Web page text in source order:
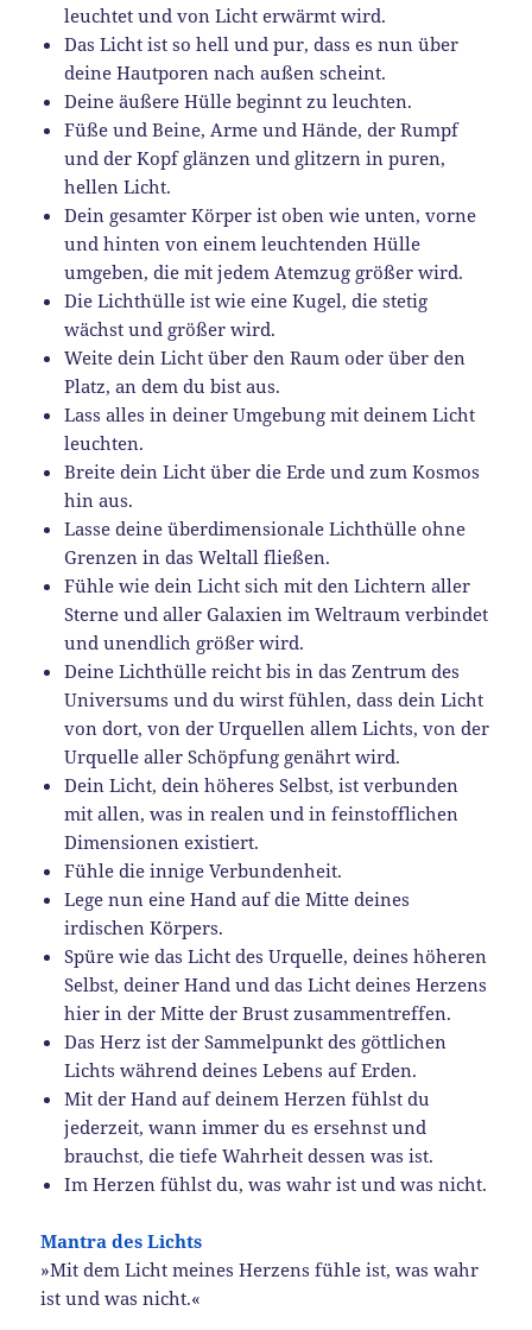
leuchtet und von Licht erwärmt wird.
Das Licht ist so hell und pur, dass es nun über
deine Hautporen nach außen scheint.
Deine äußere Hülle beginnt zu leuchten.
Füße und Beine, Arme und Hände, der Rumpf
und der Kopf glänzen und glitzern in puren,
hellen Licht.
Dein gesamter Körper ist oben wie unten, vorne
und hinten von einem leuchtenden Hülle
umgeben, die mit jedem Atemzug größer wird.
Die Lichthülle ist wie eine Kugel, die stetig
wächst und größer wird.
Weite dein Licht über den Raum oder über den
Platz, an dem du bist aus.
Lass alles in deiner Umgebung mit deinem Licht
leuchten.
Breite dein Licht über die Erde und zum Kosmos
hin aus.
Lasse deine überdimensionale Lichthülle ohne
Grenzen in das Weltall fließen.
Fühle wie dein Licht sich mit den Lichtern aller
Sterne und aller Galaxien im Weltraum verbindet
und unendlich größer wird.
Deine Lichthülle reicht bis in das Zentrum des
Universums und du wirst fühlen, dass dein Licht
von dort, von der Urquellen allem Lichts, von der
Urquelle aller Schöpfung genährt wird.
Dein Licht, dein höheres Selbst, ist verbunden
mit allen, was in realen und in feinstofflichen
Dimensionen existiert.
Fühle die innige Verbundenheit.
Lege nun eine Hand auf die Mitte deines
irdischen Körpers.
Spüre wie das Licht des Urquelle, deines höheren
Selbst, deiner Hand und das Licht deines Herzens
hier in der Mitte der Brust zusammentreffen.
Das Herz ist der Sammelpunkt des göttlichen
Lichts während deines Lebens auf Erden.
Mit der Hand auf deinem Herzen fühlst du
jederzeit, wann immer du es ersehnst und
brauchst, die tiefe Wahrheit dessen was ist.
Im Herzen fühlst du, was wahr ist und was nicht.
Mantra des Lichts
»Mit dem Licht meines Herzens fühle ist, was wahr
ist und was nicht.«